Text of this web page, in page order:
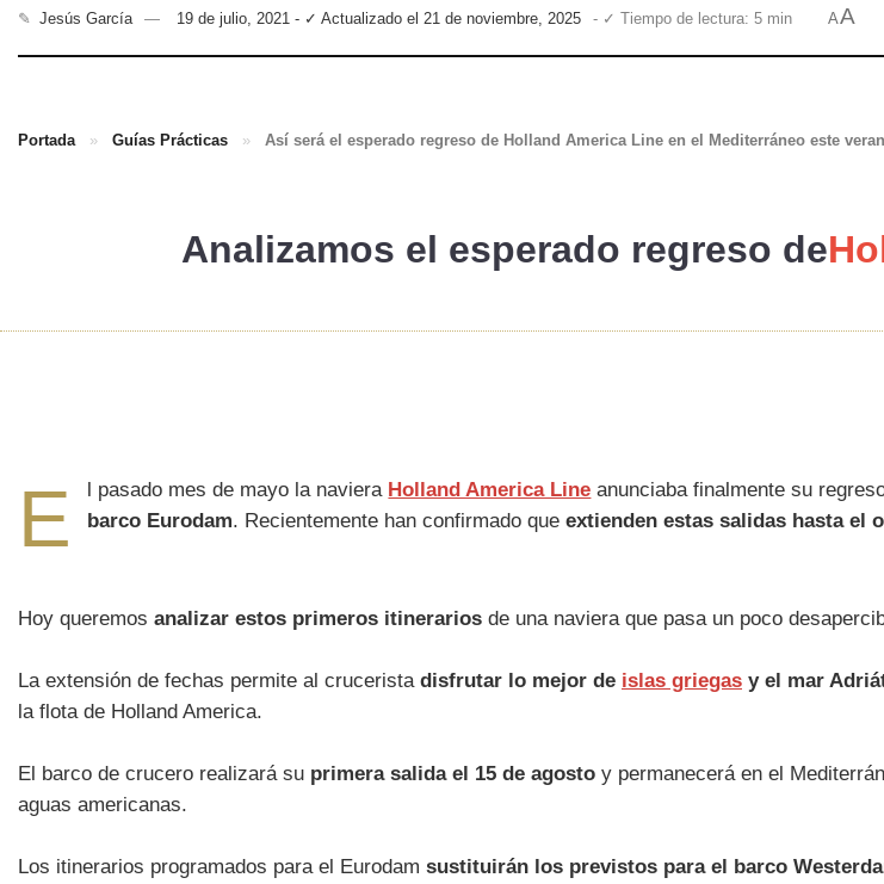
✎ Jesús García 19 de julio, 2021 - ✓ Actualizado el 21 de noviembre, 2025 - ✓ Tiempo de lectura: 5 min AA
Portada » Guías Prácticas » Así será el esperado regreso de Holland America Line en el Mediterráneo este
Analizamos el esperado regreso de
E l pasado mes de mayo la naviera Holland America Line anunciaba finalmente su
barco Eurodam. Recientemente han confirmado queextienden estas salidas hasta el
Hoy queremos analizar estos primeros itinerarios de una naviera que pasa un poco
La extensión de fechas permite al crucerista disfrutar lo mejor de islas griegas y el mar
la flota de Holland America.
El barco de crucero realizará su primera salida el 15 de agosto y permanecerá en el
aguas americanas.
Los itinerarios programados para el Eurodam sustituirán los previstos para el barco